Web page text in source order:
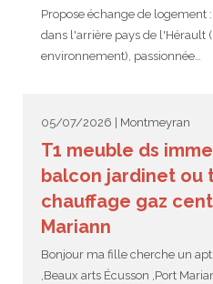
Propose échange de logement
dans l'arrière pays de l'Hérault
environnement), passionnée…
05/07/2026 | Montmeyran
T1 meuble ds
balcon jardinet ou
chauffage gaz
Mariann
Bonjour ma fille cherche un
,Beaux arts Écusson ,Port